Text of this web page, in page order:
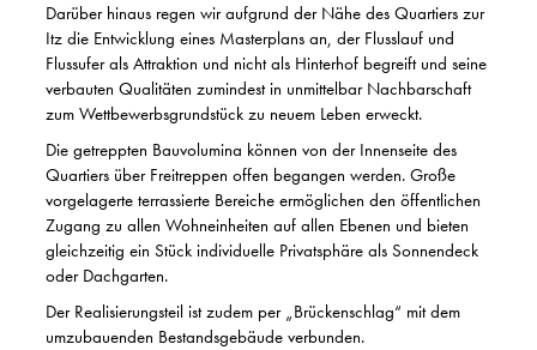
Darüber hinaus regen wir aufgrund der Nähe des Quartiers zur
Itz die Entwicklung eines Masterplans an, der Flusslauf und
Flussufer als Attraktion und nicht als Hinterhof begreift und seine
verbauten Qualitäten zumindest in unmittelbar Nachbarschaft
zum Wettbewerbsgrundstück zu neuem Leben erweckt.
Die getreppten Bauvolumina können von der Innenseite des
Quartiers über Freitreppen offen begangen werden. Große
vorgelagerte terrassierte Bereiche ermöglichen den öffentlichen
Zugang zu allen Wohneinheiten auf allen Ebenen und bieten
gleichzeitig ein Stück individuelle Privatsphäre als Sonnendeck
oder Dachgarten.
Der Realisierungsteil ist zudem per „Brückenschlag“ mit dem
umzubauenden Bestandsgebäude verbunden.